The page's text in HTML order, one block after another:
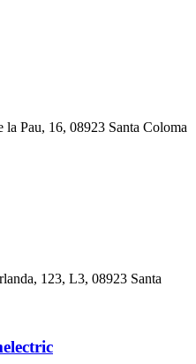
la Pau, 16, 08923 Santa Coloma
123, L3, 08923 Santa